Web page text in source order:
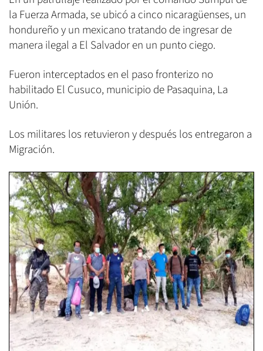
la Fuerza Armada, se ubicó a cinco nicaragüenses, un
hondureño y un mexicano tratando de ingresar de
manera ilegal a El Salvador en un punto ciego.
Fueron interceptados en el paso fronterizo no
habilitado El Cusuco, municipio de Pasaquina, La
Unión.
Los militares los retuvieron y después los entregaron a
Migración.